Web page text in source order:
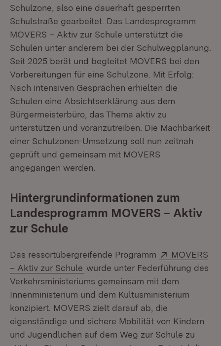
Schulzone, also eine dauerhaft gesperrten
Schulstraße gearbeitet. Das Landesprogramm
MOVERS – Aktiv zur Schule unterstützt die
Schulen unter anderem bei der Schulwegplanung.
Seit 2025 berät und begleitet MOVERS bei den
Vorbereitungen für eine Schulzone. Mit Erfolg:
Nach intensiven Gesprächen erhielten die
Schulen eine Absichtserklärung aus dem
Bürgermeisterbüro, das Thema aktiv zu
unterstützen und voranzutreiben. Die Machbarkeit
einer Schulzonen-Umsetzung soll nun zeitnah
geprüft und gemeinsam mit MOVERS
angegangen werden.
Hintergrundinformationen zum
Landesprogramm MOVERS – Aktiv
zur Schule
Das ressortübergreifende Programm Extern:
MOVERS
– Aktiv zur Schule (Öffnet in neuem Fenster)
wurde unter Federführung des
Verkehrsministeriums gemeinsam mit dem
Innenministerium und dem Kultusministerium
konzipiert. MOVERS zielt darauf ab, die
eigenständige und sichere Mobilität von Kindern
und Jugendlichen auf dem Weg zur Schule zu